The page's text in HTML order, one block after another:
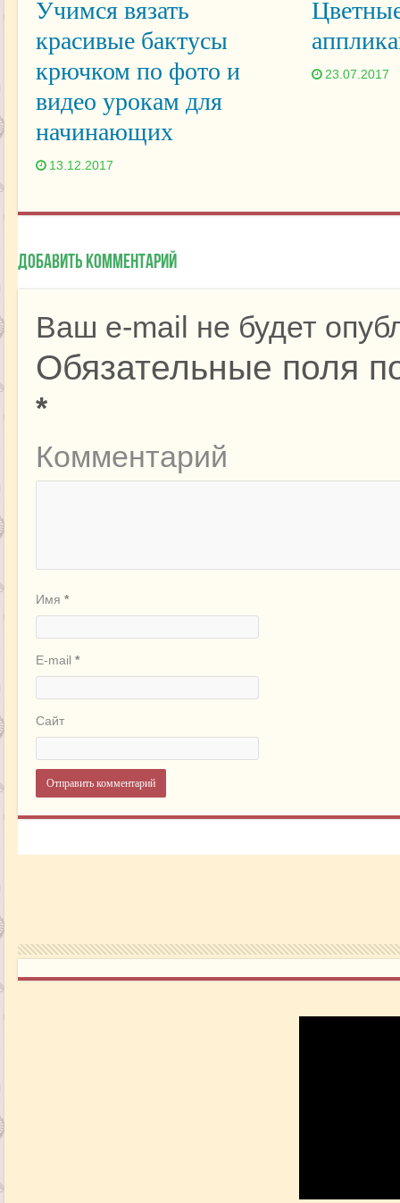
Учимся вязать
красивые бактусы
крючком по фото и
видео урокам для
начинающих
13.12.2017
23.07.2017
Добавить комментарий
Ваш e-mail не будет
Обязательные поля
*
Комментарий
Имя *
E-mail *
Сайт